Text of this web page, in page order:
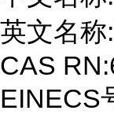
英文名称
CAS
EINECS